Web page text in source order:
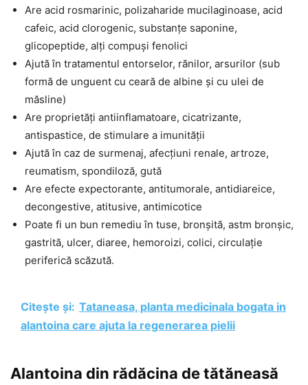
Are acid rosmarinic, polizaharide mucilaginoase, acid
cafeic, acid clorogenic, substanțe saponine,
glicopeptide, alți compuși fenolici
Ajută în tratamentul entorselor, rănilor, arsurilor (sub
formă de unguent cu ceară de albine și cu ulei de
măsline)
Are proprietăți antiinflamatoare, cicatrizante,
antispastice, de stimulare a imunității
Ajută în caz de surmenaj, afecțiuni renale, artroze,
reumatism, spondiloză, gută
Are efecte expectorante, antitumorale, antidiareice,
decongestive, atitusive, antimicotice
Poate fi un bun remediu în tuse, bronșită, astm bronșic,
gastrită, ulcer, diaree, hemoroizi, colici, circulație
periferică scăzută.
Citește și: Tataneasa, planta medicinala bogata in
alantoina care ajuta la regenerarea pielii
Alantoina din rădăcina de tătăneasă